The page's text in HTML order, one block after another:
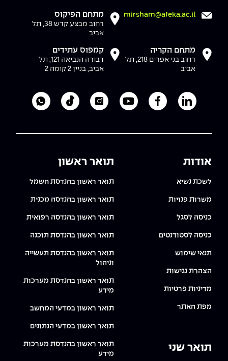
mirsham@afeka.ac.il מתחם הפיקוס
רחוב מבצע קדש 38, תל
אביב
מתחם הקריה
רחוב בני אפרים 218, תל
אביב
קמפוס עתידים
דבורה הנביאה 121, תל
אביב, בניין 2 קומה 2
לעמוד הלינקדאין של מכללת אפקה
לעמוד הפייסבוק של מכללת אפקה
לעמוד היוטיוב של מכללת אפקה
לעמוד האינסטגרם של
לעמוד הטיקטוק
אודות
לשכת נשיא
משרות פנויות
כניסה לסגל
כניסה לסטודנטים
תנאי שימוש
הצהרת נגישות
מדיניות פרטיות
מפת האתר
תואר שני
תואר ראשון
תואר ראשון בהנדסת חשמל
תואר ראשון בהנדסה מכנית
תואר ראשון בהנדסה רפואית
תואר ראשון בהנדסת תוכנה
תואר ראשון בהנדסת תעשייה
וניהול
תואר ראשון בהנדסת מערכות
מידע
תואר ראשון במדעי המחשב
תואר ראשון במדעי הנתונים
תואר ראשון בהנדסת מערכות
מידע